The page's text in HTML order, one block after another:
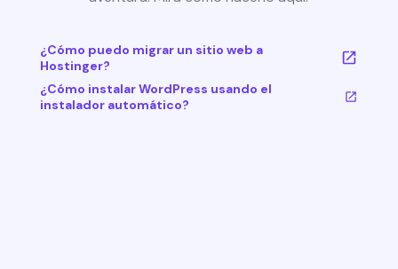
¿Cómo puedo migrar un sitio web a
Hostinger?
¿Cómo instalar WordPress usando el
instalador automático?